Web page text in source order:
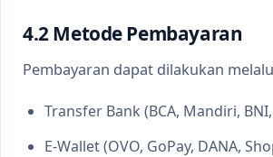
4.2 Metode Pembayaran
Pembayaran dapat dilakukan
Transfer Bank (BCA, Mandiri,
E-Wallet (OVO, GoPay, DANA,